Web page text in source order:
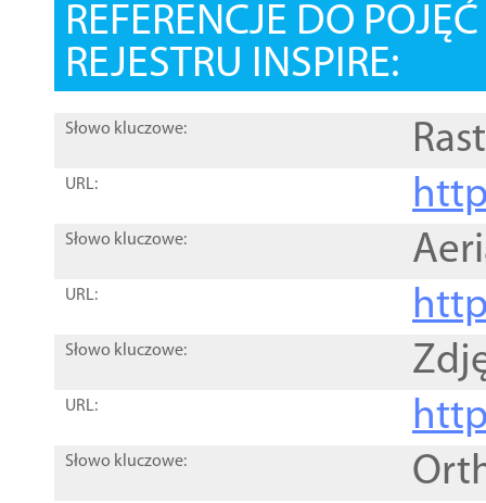
REFERENCJE DO
REJESTRU INSPIRE:
Słowo kluczowe:
URL:
Słowo kluczowe:
URL:
Słowo kluczowe:
URL:
Słowo kluczowe: